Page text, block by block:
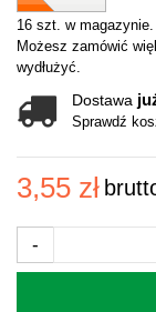
16 szt. w magazynie.
Możesz zamówić
wydłużyć.
Dostawa
Sprawdź
3,55 zł
-